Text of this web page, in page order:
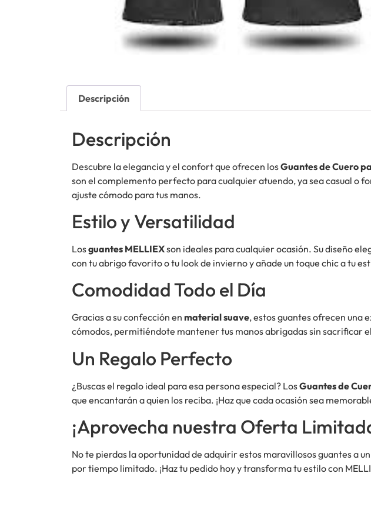
Descripción
Descripción
Descubre la elegancia y el confort que ofrecen losGuantes de Cuero
son el complemento perfecto para cualquier atuendo, ya sea casual o
ajuste cómodo para tus manos.
Estilo y Versatilidad
Losguantes MELLIEXson ideales para cualquier ocasión. Su diseño
con tu abrigo favorito o tu look de invierno y añade un toque chic a tu
Comodidad Todo el Día
Gracias a su confección en material suave, estos guantes ofrecen una
cómodos, permitiéndote mantener tus manos abrigadas sin sacrificar
Un Regalo Perfecto
¿Buscas el regalo ideal para esa persona especial? LosGuantes de
que encantarán a quien los reciba. ¡Haz que cada ocasión sea
¡Aprovecha nuestra Oferta
No te pierdas la oportunidad de adquirir estos maravillosos guantes a
por tiempo limitado. ¡Haz tu pedido hoy y transforma tu estilo con